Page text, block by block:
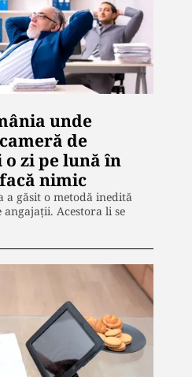
unde
de
zi pe lună în
nimic
găsit o metodă inedită
Acestora li se